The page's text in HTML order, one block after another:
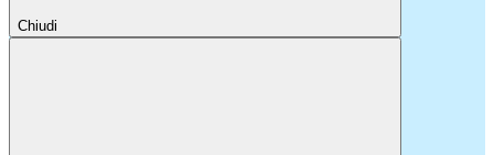
Chiudi